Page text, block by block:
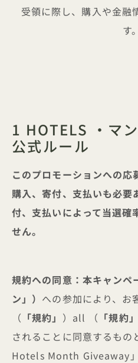
受領に際し、購入や金融
す。
1 HOTELS ・マ
公式ルール
このプロモーションへの応
購入、寄付、支払いも必要
付、支払いによって当選確
せん。
規約への同意：本キャンペ
ン」） への参加により、お
（ 「規約」 ）all （ 「規約」
されることに同意するもの
Hotels Month Giveaway